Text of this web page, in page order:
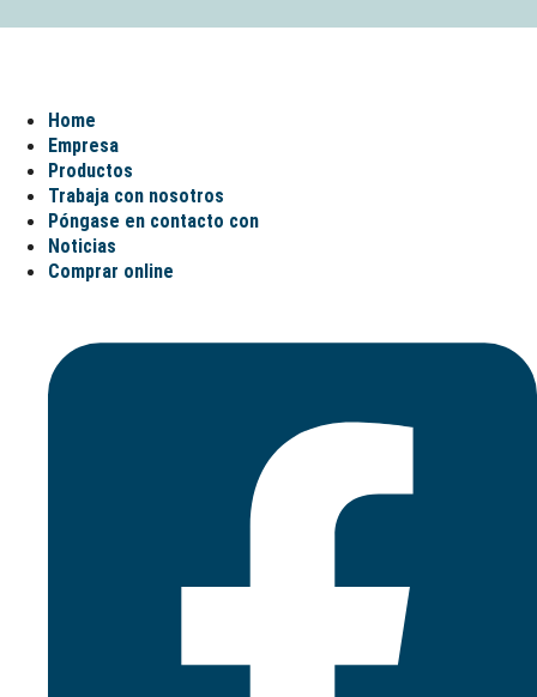
Home
Empresa
Productos
Trabaja con nosotros
Póngase en contacto con
Noticias
Comprar online